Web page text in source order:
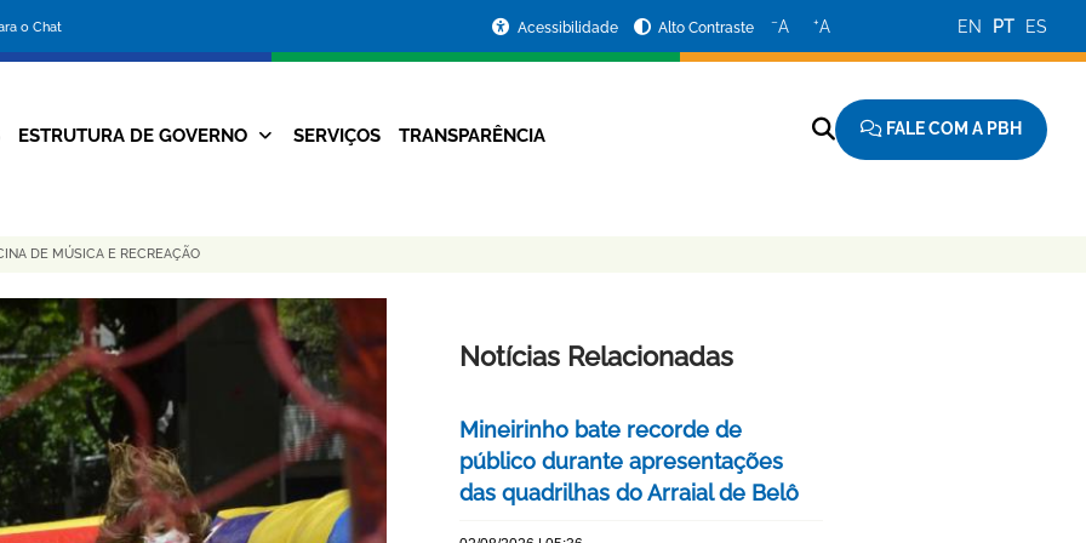
o Chat
da
Prefeitura
Acessibilidade Alto Contraste −A +A EN PT ES
Navegação
ESTRUTURA DE GOVERNO SERVIÇOS TRANSPARÊNCIA FALE COM A PBH
DE MÚSICA E RECREAÇÃO
Notícias Relacionadas
Mineirinho bate recorde de
público durante apresentações
das quadrilhas do Arraial de Belô